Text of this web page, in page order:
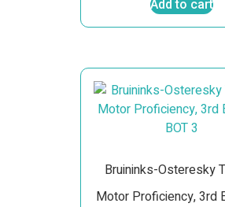
Add to cart
Bruininks-Osteresky
Motor Proficiency, 3rd